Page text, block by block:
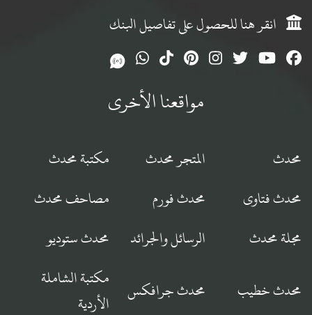
انقر هنا للحصول على تفاصيل البنك
مواقعنا الأخرى
محدث المتجر محدث
مكتبة محدث
محدث فتاوى
محدث فورم
مصاحف محدث
مجلة محدث
الرسائل والجرائد محدث ستوديو
محدث خطيب محدث جرافكس
مكتبة الشاملة
الأردية